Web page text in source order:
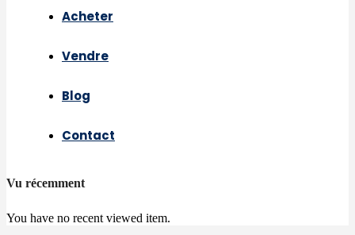
Acheter
Vendre
Blog
Contact
Vu récemment
You have no recent viewed item.